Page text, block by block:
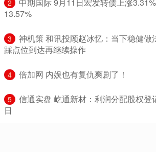
2
13.57%
3
神机策 和讯投顾赵冰忆：当下稳健做
踩点位到达再继续操作
4 ​倍加网 内娱也有复仇爽剧了！
5
信通实盘 屹通新材：利润分配股权登
日